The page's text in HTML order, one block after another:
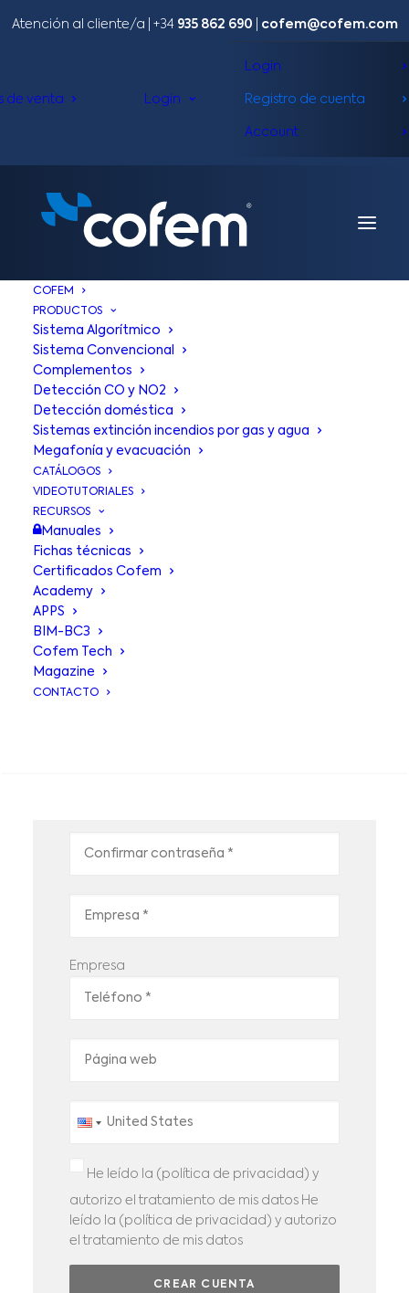
Atención al cliente/a​ | +34 935 862 690 cofem@cofem.com
de venta Login
Login
Registro de cuenta
Account
COFEM
PRODUCTOS
Sistema Algorítmico
Sistema Convencional
Complementos
Detección CO y NO2
Detección doméstica
Sistemas extinción incendios por gas y agua
Megafonía y evacuación
CATÁLOGOS
VIDEOTUTORIALES
RECURSOS
Manuales
Fichas técnicas
Certificados Cofem
Academy
APPS
BIM-BC3
Cofem Tech
Magazine
CONTACTO
Empresa
He leído la (política de privacidad) y
autorizo el tratamiento de mis datos He
leído la (política de privacidad) y autorizo
el tratamiento de mis datos